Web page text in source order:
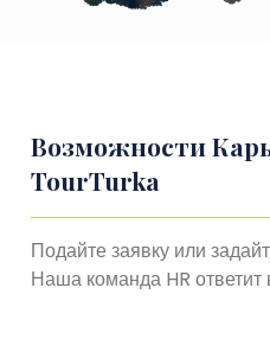
Возможности
TourTurka
Подайте заявку или
Наша команда HR ответит